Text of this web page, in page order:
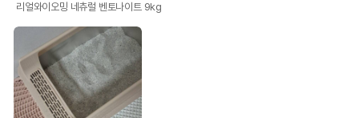
리얼와이오밍 네츄럴 벤토나이트 9kg